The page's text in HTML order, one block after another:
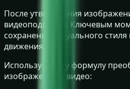
После утверждения
видеоподсказку. Ключевым
сохранение визуального
движения.
Используйте эту формулу
изображения в видео: